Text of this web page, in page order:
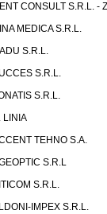
CONSULT S.R.L. -
MEDICA S.R.L.
S.R.L.
S.R.L.
S.R.L.
LINIA
TEHNO S.A.
S.R.L
S.R.L.
IMPEX S.R.L.